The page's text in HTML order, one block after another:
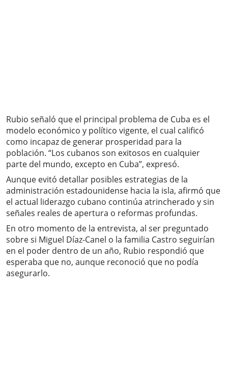
Rubio señaló que el principal problema de Cuba es el
modelo económico y político vigente, el cual calificó
como incapaz de generar prosperidad para la
población. “Los cubanos son exitosos en cualquier
parte del mundo, excepto en Cuba”, expresó.
Aunque evitó detallar posibles estrategias de la
administración estadounidense hacia la isla, afirmó que
el actual liderazgo cubano continúa atrincherado y sin
señales reales de apertura o reformas profundas.
En otro momento de la entrevista, al ser preguntado
sobre si Miguel Díaz-Canel o la familia Castro seguirían
en el poder dentro de un año, Rubio respondió que
esperaba que no, aunque reconoció que no podía
asegurarlo.